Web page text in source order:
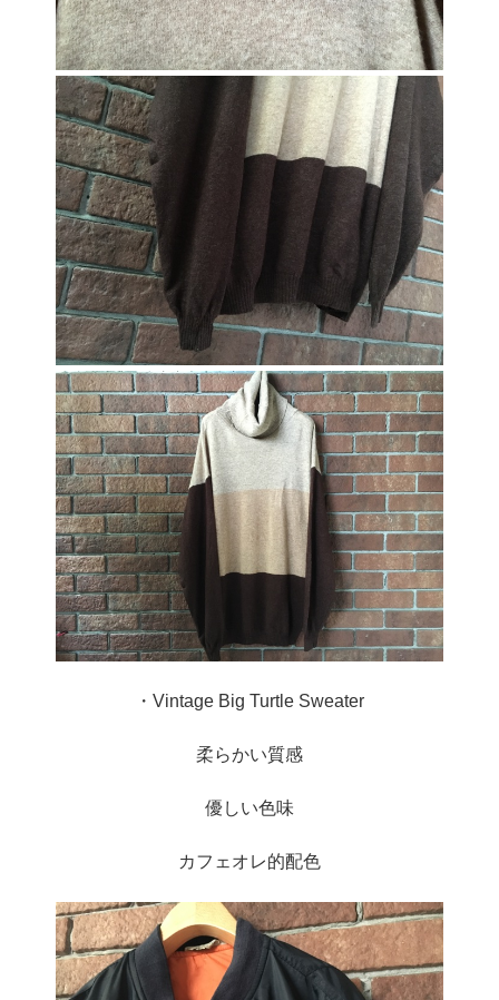
・Vintage Big Turtle Sweater
柔らかい質感
優しい色味
カフェオレ的配色